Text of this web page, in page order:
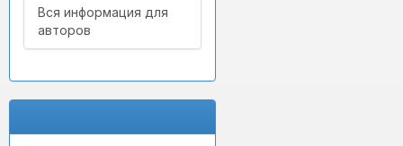
Вся информация для
авторов